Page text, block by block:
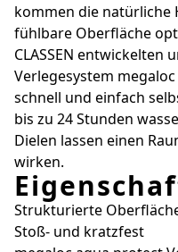
kommen die natürliche
fühlbare Oberfläche
CLASSEN entwickelten
Verlegesystem
schnell und einfach
bis zu 24 Stunden
Dielen lassen einen
wirken.
Strukturierte
Stoß- und kratzfest